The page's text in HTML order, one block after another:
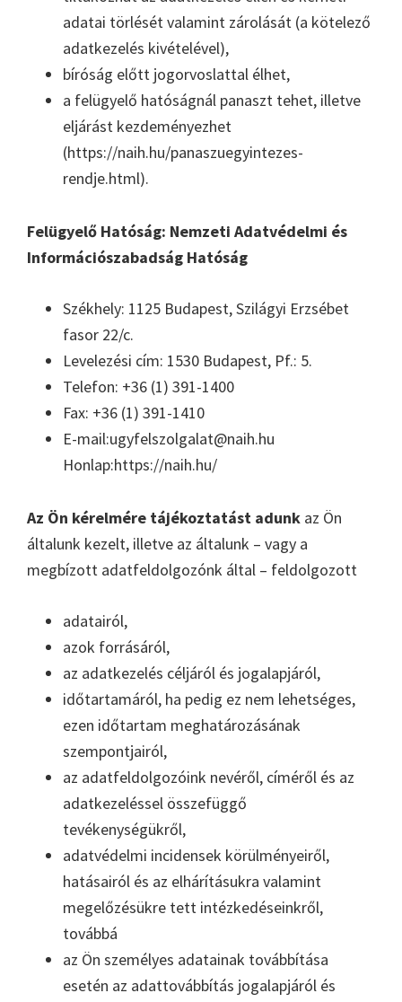
adatai törlését valamint zárolását (a kötelező
adatkezelés kivételével),
bíróság előtt jogorvoslattal élhet,
a felügyelő hatóságnál panaszt tehet, illetve
eljárást kezdeményezhet
(https://naih.hu/panaszuegyintezes-
rendje.html).
Felügyelő Hatóság: Nemzeti Adatvédelmi és
Információszabadság Hatóság
Székhely: 1125 Budapest, Szilágyi Erzsébet
fasor 22/c.
Levelezési cím: 1530 Budapest, Pf.: 5.
Telefon: +36 (1) 391-1400
Fax: +36 (1) 391-1410
E-mail:ugyfelszolgalat@naih.hu
Honlap:https://naih.hu/
Az Ön kérelmére tájékoztatást adunk az Ön
általunk kezelt, illetve az általunk – vagy a
megbízott adatfeldolgozónk által – feldolgozott
adatairól,
azok forrásáról,
az adatkezelés céljáról és jogalapjáról,
időtartamáról, ha pedig ez nem lehetséges,
ezen időtartam meghatározásának
szempontjairól,
az adatfeldolgozóink nevéről, címéről és az
adatkezeléssel összefüggő
tevékenységükről,
adatvédelmi incidensek körülményeiről,
hatásairól és az elhárításukra valamint
megelőzésükre tett intézkedéseinkről,
továbbá
az Ön személyes adatainak továbbítása
esetén az adattovábbítás jogalapjáról és